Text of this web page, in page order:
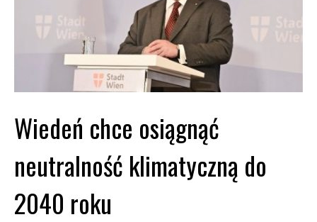
Wiedeń chce osiągnąć
neutralność klimatyczną do
2040 roku